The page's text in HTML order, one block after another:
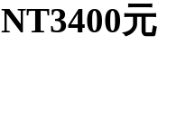
NT3400元